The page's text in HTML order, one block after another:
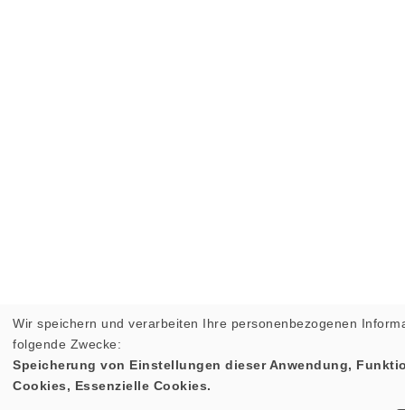
Wir speichern und verarbeiten Ihre personenbezogenen
folgende Zwecke:
Speicherung von Einstellungen dieser Anwendung,
Cookies, Essenzielle Cookies.